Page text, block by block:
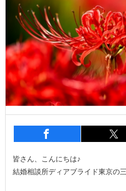
シェ
皆さん、こんにちは♪
結婚相談所ディアブライド東京の三